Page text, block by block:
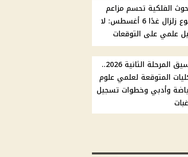
الفلكية تحسم مزاعم
وقوع زلزال غدًا 6 أغسطس: لا
علمي على التوقعات
تنسيق المرحلة الثانية 2026..
المتوقعة لعلمي علوم
وأدبي وخطوات تسجيل